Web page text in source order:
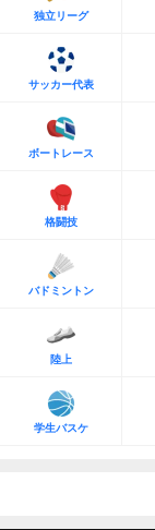
独立リーグ
サッカー代表
ボートレース
格闘技
バドミントン
陸上
学生バスケ